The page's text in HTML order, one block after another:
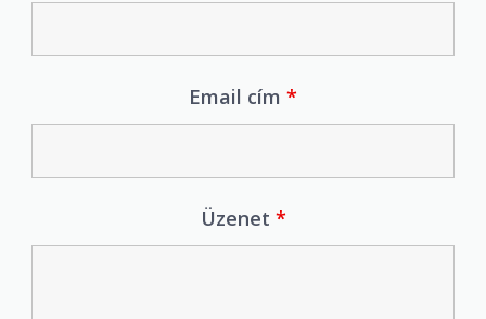
Email cím *
Üzenet *